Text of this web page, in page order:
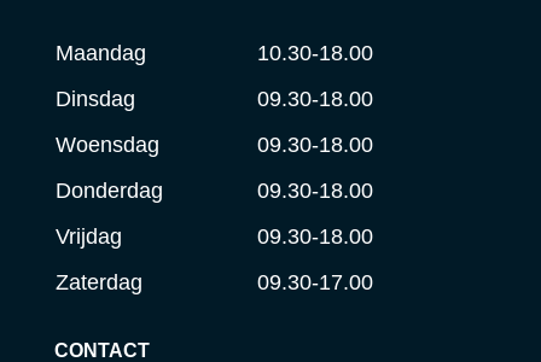
Maandag
10.30-18.00
Dinsdag
09.30-18.00
Woensdag
09.30-18.00
Donderdag
09.30-18.00
Vrijdag
09.30-18.00
Zaterdag
09.30-17.00
CONTACT